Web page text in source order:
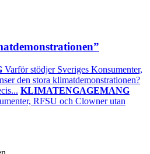
Varför stödjer Sveriges Konsumenter,
den stora klimatdemonstrationen?
KLIMATENGAGEMANG
RFSU och Clowner utan